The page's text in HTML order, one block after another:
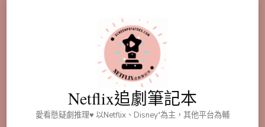
Netflix追劇筆記本
愛看懸疑劇推理♥ 以Netflix、Disney⁺為主，其他平台為輔